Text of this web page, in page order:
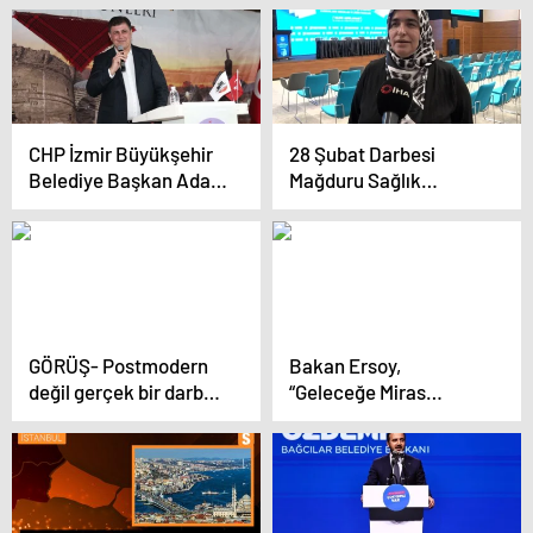
hep beraber
yaşayacağız
CHP İzmir Büyükşehir
Belediye Başkan Adayı
Cemil Tugay, Ege
Bölgesi Diyarbakır
28 Şubat Darbesi
Mağduru Sağlık
Personeli Şerife Kaya:
‘Yetkililer Bize Açık
GÖRÜŞ- Postmodern
değil gerçek bir darbe:
28 Şubat
Bakan Ersoy,
“Geleceğe Miras
Stratonikeia-Lagina-
Labranda Projesi”
tanıtımında konuştu
Açıklaması